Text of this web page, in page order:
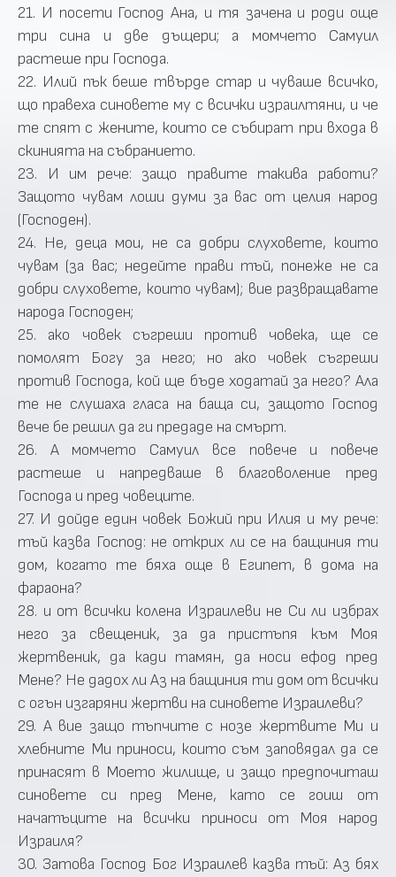
21. И посети Господ Ана, и тя зачена и роди още
три сина и две дъщери; а момчето Самуил
растеше при Господа.
22. Илий пък беше твърде стар и чуваше всичко,
що правеха синовете му с всички израилтяни, и че
те спят с жените, които се събират при входа в
скинията на събранието.
23. И им рече: защо правите такива работи?
Защото чувам лоши думи за вас от целия народ
(Господен).
24. Не, деца мои, не са добри слуховете, които
чувам (за вас; недейте прави тъй, понеже не са
добри слуховете, които чувам); вие развращавате
народа Господен;
25. ако човек съгреши против човека, ще се
помолят Богу за него; но ако човек съгреши
против Господа, кой ще бъде ходатай за него? Ала
те не слушаха гласа на баща си, защото Господ
вече бе решил да ги предаде на смърт.
26. А момчето Самуил все повече и повече
растеше и напредваше в благоволение пред
Господа и пред човеците.
27. И дойде един човек Божий при Илия и му рече:
тъй казва Господ: не открих ли се на бащиния ти
дом, когато те бяха още в Египет, в дома на
фараона?
28. и от всички колена Израилеви не Си ли избрах
него за свещеник, за да пристъпя към Моя
жертвеник, да кади тамян, да носи ефод пред
Мене? Не дадох ли Аз на бащиния ти дом от всички
с огън изгаряни жертви на синовете Израилеви?
29. А вие защо тъпчите с нозе жертвите Ми и
хлебните Ми приноси, които съм заповядал да се
принасят в Моето жилище, и защо предпочиташ
синовете си пред Мене, като се гоиш от
начатъците на всички приноси от Моя народ
Израиля?
30. Затова Господ Бог Израилев казва тъй: Аз бях